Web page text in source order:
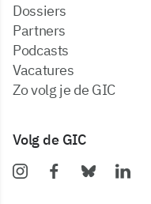
dossiers
partners
podcasts
vacatures
zo volg je de GIC
Volg de GIC